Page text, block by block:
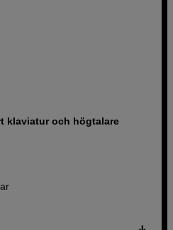
klaviatur och högtalare